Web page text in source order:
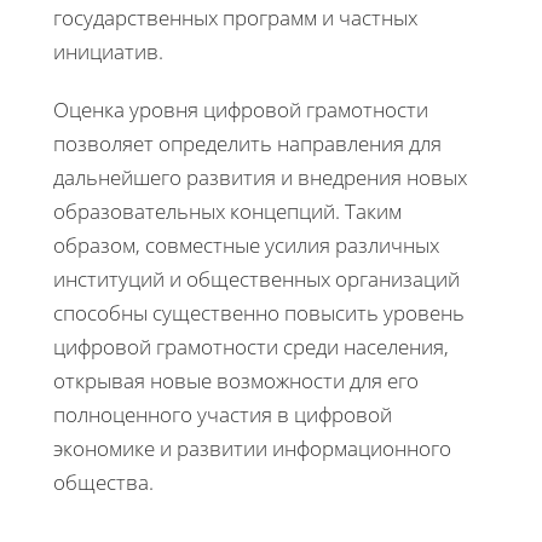
государственных программ и частных
инициатив.
Оценка уровня цифровой грамотности
позволяет определить направления для
дальнейшего развития и внедрения новых
образовательных концепций. Таким
образом, совместные усилия различных
институций и общественных организаций
способны существенно повысить уровень
цифровой грамотности среди населения,
открывая новые возможности для его
полноценного участия в цифровой
экономике и развитии информационного
общества.